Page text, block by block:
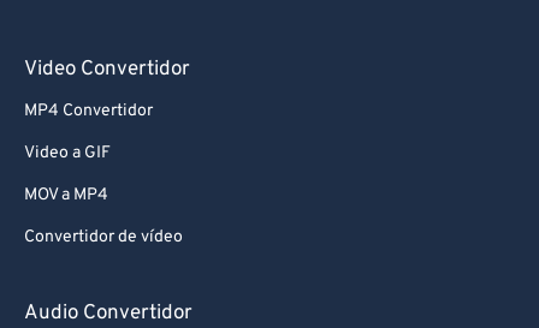
Video Convertidor
MP4 Convertidor
Video a GIF
MOV a MP4
Convertidor de vídeo
Audio Convertidor